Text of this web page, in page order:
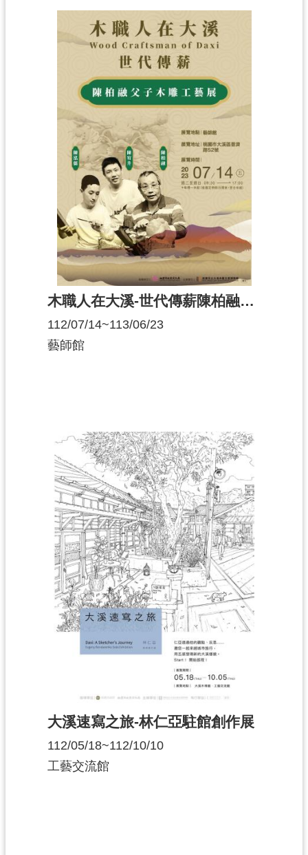
木職人在大溪-世代傳薪陳柏融父子木雕工藝
112/07/14~113/06/23
藝師館
大溪速寫之旅-林仁亞駐館創作展
112/05/18~112/10/10
工藝交流館